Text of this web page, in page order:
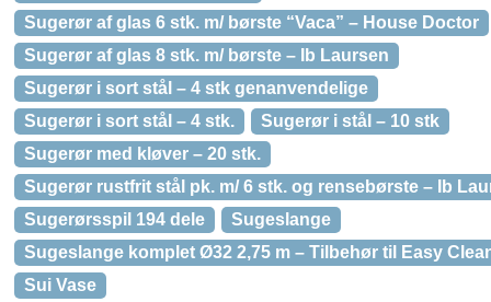
Sugerør af glas 6 stk. m/ børste “Vaca” – House Doctor
Sugerør af glas 8 stk. m/ børste – Ib Laursen
Sugerør i sort stål – 4 stk genanvendelige
Sugerør i sort stål – 4 stk.
Sugerør i stål – 10 stk
Sugerør med kløver – 20 stk.
Sugerør rustfrit stål pk. m/ 6 stk. og rensebørste – Ib
Sugerørsspil 194 dele
Sugeslange
Sugeslange komplet Ø32 2,75 m – Tilbehør til Easy
Sui Vase